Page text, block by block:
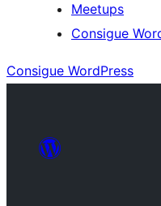
Meetups
Consigue
Consigue WordPress